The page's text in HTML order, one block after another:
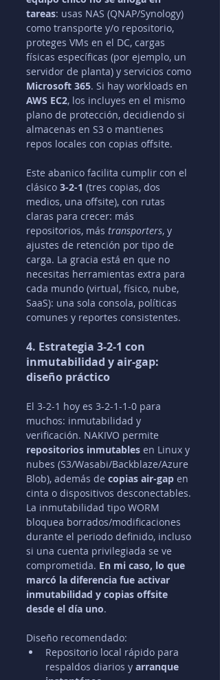
tareas: usas NAS (QNAP/Synology)
como transporte y/o repositorio,
proteges VMs en el DC, cargas
físicas específicas (por ejemplo, un
servidor de planta) y servicios como
Microsoft 365. Si hay workloads en
AWS EC2, los incluyes en el mismo
plano de protección, decidiendo si
almacenas en S3 o mantienes
repos locales con copias offsite.
Este abanico facilita cumplir con el
clásico 3-2-1 (tres copias, dos
medios, una offsite), con rutas
claras para crecer: más
repositorios, más transporters, y
ajustes de retención por tipo de
carga. La gracia está en que no
necesitas herramientas extra para
cada mundo (virtual, físico, nube,
SaaS): una sola consola, políticas
comunes y reportes consistentes.
4. Estrategia 3-2-1 con
inmutabilidad y air-gap:
diseño práctico
El 3-2-1 hoy es 3-2-1-1-0 para
muchos: inmutabilidad y
verificación. NAKIVO permite
repositorios inmutables en Linux y
nubes (S3/Wasabi/Backblaze/Azure
Blob), además de copias air-gap en
cinta o dispositivos desconectables.
La inmutabilidad tipo WORM
bloquea borrados/modificaciones
durante el periodo definido, incluso
si una cuenta privilegiada se ve
comprometida. En mi caso, lo que
marcó la diferencia fue activar
inmutabilidad y copias offsite
desde el día uno.
Diseño recomendado:
Repositorio local rápido para
respaldos diarios y arranque